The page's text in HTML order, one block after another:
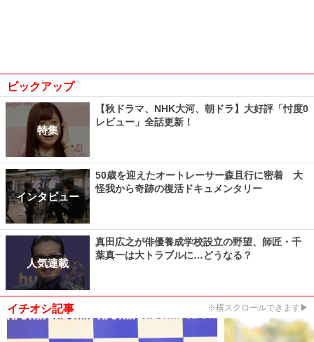
ピックアップ
特集
【秋ドラマ、NHK大河、朝ドラ】大好評「忖度0
レビュー」全話更新！
インタビュー
50歳を迎えたオートレーサー森且行に密着 大
怪我から奇跡の復活ドキュメンタリー
人気連載
真田広之が俳優養成学校設立の野望、師匠・千
葉真一は大トラブルに…どうなる？
イチオシ記事 ※横スクロールできます▶